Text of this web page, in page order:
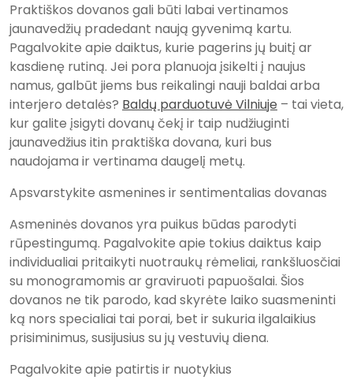
Praktiškos dovanos gali būti labai vertinamos
jaunavedžių pradedant naują gyvenimą kartu.
Pagalvokite apie daiktus, kurie pagerins jų buitį ar
kasdienę rutiną. Jei pora planuoja įsikelti į naujus
namus, galbūt jiems bus reikalingi nauji baldai arba
interjero detalės? Baldų parduotuvė Vilniuje – tai vieta,
kur galite įsigyti dovanų čekį ir taip nudžiuginti
jaunavedžius itin praktiška dovana, kuri bus
naudojama ir vertinama daugelį metų.
Apsvarstykite asmenines ir sentimentalias dovanas
Asmeninės dovanos yra puikus būdas parodyti
rūpestingumą. Pagalvokite apie tokius daiktus kaip
individualiai pritaikyti nuotraukų rėmeliai, rankšluosčiai
su monogramomis ar graviruoti papuošalai. Šios
dovanos ne tik parodo, kad skyrėte laiko suasmeninti
ką nors specialiai tai porai, bet ir sukuria ilgalaikius
prisiminimus, susijusius su jų vestuvių diena.
Pagalvokite apie patirtis ir nuotykius